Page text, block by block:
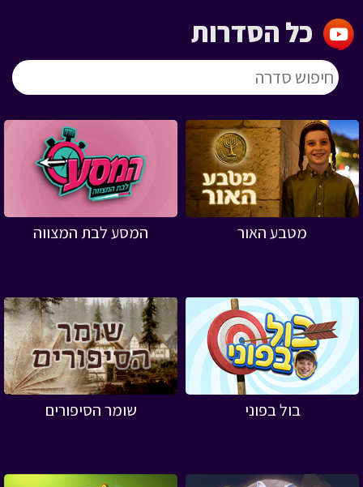
מטבע האור המסע לבת המצווה
בול בפוני שומר הסיפורים